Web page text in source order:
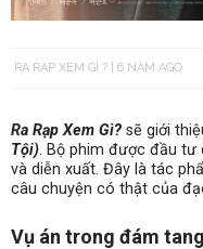
RA RẠP XEM GÌ ? 6 NĂM AGO
Ra Rạp Xem Gì? sẽ giới
Tội). Bộ phim được đầu tư
và diễn xuất. Đây là tác
câu chuyện có thật của
Vụ án trong đám tang